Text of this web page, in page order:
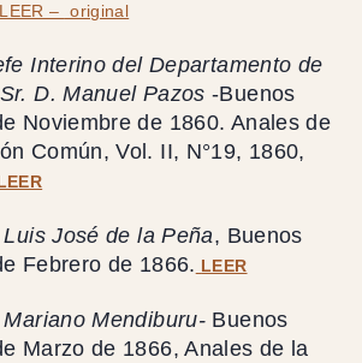
LEER – original
Interino del Departamento de
D. Manuel Pazos -Buenos
Noviembre de 1860. Anales de
Común, Vol. II, N°19, 1860,
José de la Peña, Buenos
Febrero de 1866. LEER
Mendiburu- Βuenos
Μarzo de 1866, Anales de la